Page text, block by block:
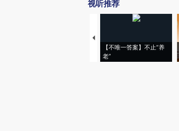
视听推荐
【不唯一答案】不止“养
老”